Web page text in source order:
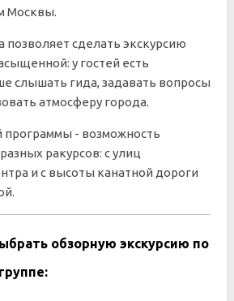
Москвы.
позволяет сделать экскурсию
у гостей есть
слышать гида, задавать вопросы
атмосферу города.
программы - возможность
ракурсов: с улиц
и с высоты канатной дороги
обзорную экскурсию по